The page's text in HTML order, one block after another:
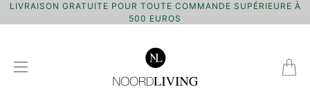
LIVRAISON GRATUITE POUR TOUTE COMMANDE SUPÉRIEURE À
500 EUROS